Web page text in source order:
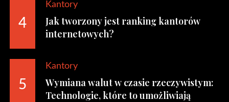
4
Kantory
Jak tworzony jest ranking kantorów
internetowych?
5
Kantory
Wymiana walut w czasie rzeczywistym:
Technologie, które to umożliwiają